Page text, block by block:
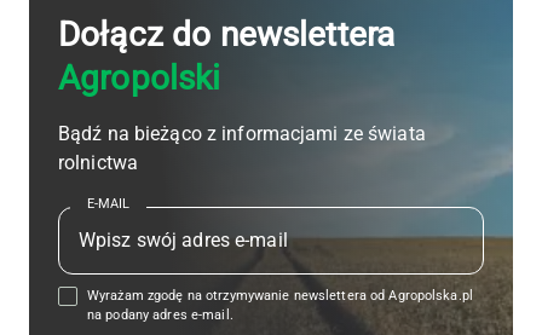
Dołącz do newslettera
Agropolski
Bądź na bieżąco z informacjami ze świata
rolnictwa
E-MAIL
Wyrażam zgodę na otrzymywanie newslettera od Agropolska.pl
na podany adres e-mail.